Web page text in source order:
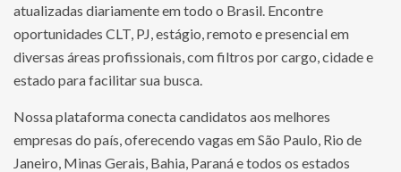
atualizadas diariamente em todo o Brasil. Encontre
oportunidades CLT, PJ, estágio, remoto e presencial em
diversas áreas profissionais, com filtros por cargo, cidade e
estado para facilitar sua busca.
Nossa plataforma conecta candidatos aos melhores
empresas do país, oferecendo vagas em São Paulo, Rio de
Janeiro, Minas Gerais, Bahia, Paraná e todos os estados